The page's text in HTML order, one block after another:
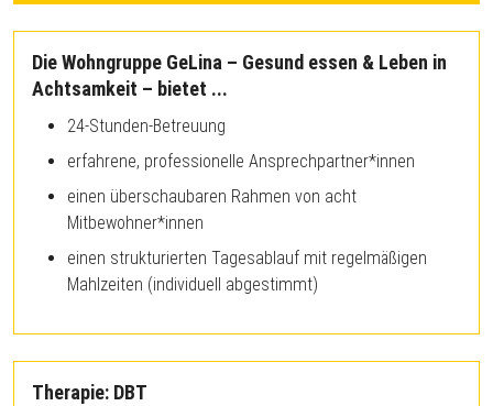
Die Wohngruppe GeLina – Gesund essen & Leben in
Achtsamkeit – bietet ...
24-Stunden-Betreuung
erfahrene, professionelle Ansprechpartner*innen
einen überschaubaren Rahmen von acht
Mitbewohner*innen
einen strukturierten Tagesablauf mit regelmäßigen
Mahlzeiten (individuell abgestimmt)
Therapie: DBT